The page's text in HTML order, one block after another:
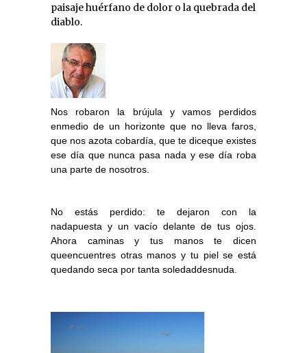
paisaje huérfano de dolor o la quebrada del
diablo.
Nos robaron la brújula y vamos perdidos
enmedio de un horizonte que no lleva faros,
que nos azota cobardía, que te diceque existes
ese día que nunca pasa nada y ese día roba
una parte de nosotros.
No estás perdido: te dejaron con la
nadapuesta y un vacío delante de tus ojos.
Ahora caminas y tus manos te dicen
queencuentres otras manos y tu piel se está
quedando seca por tanta soledaddesnuda.